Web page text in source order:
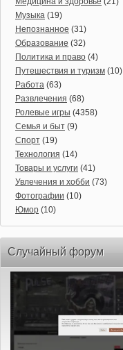
Музыка (19)
Непознанное (31)
Образование (32)
Политика и право (4)
Путешествия и туризм (10)
Работа (63)
Развлечения (68)
Ролевые игры (4358)
Семья и быт (9)
Спорт (19)
Технология (14)
Товары и услуги (41)
Увлечения и хобби (73)
Фотографии (10)
Юмор (10)
Случайный форум